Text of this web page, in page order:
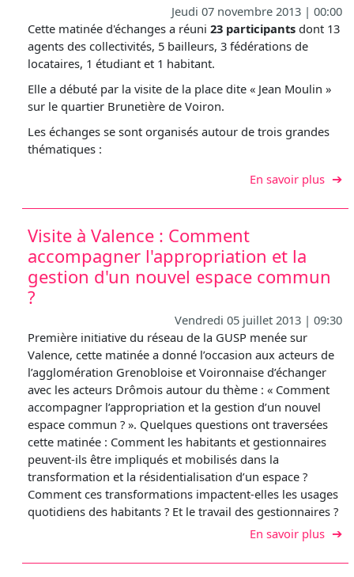
Jeudi 07 novembre 2013 | 00:00
Cette matinée d'échanges a réuni 23 participants dont 13
agents des collectivités, 5 bailleurs, 3 fédérations de
locataires, 1 étudiant et 1 habitant.
Elle a débuté par la visite de la place dite « Jean Moulin »
sur le quartier Brunetière de Voiron.
Les échanges se sont organisés autour de trois grandes
thématiques :
En savoir plussur
Visite à Valence : Comment
accompagner l'appropriation et la
gestion d'un nouvel espace commun
?
Vendredi 05 juillet 2013 | 09:30
Première initiative du réseau de la GUSP menée sur
Valence, cette matinée a donné l’occasion aux acteurs de
l’agglomération Grenobloise et Voironnaise d’échanger
avec les acteurs Drômois autour du thème : « Comment
accompagner l’appropriation et la gestion d’un nouvel
espace commun ? ». Quelques questions ont traversées
cette matinée : Comment les habitants et gestionnaires
peuvent-ils être impliqués et mobilisés dans la
transformation et la résidentialisation d’un espace ?
Comment ces transformations impactent-elles les usages
quotidiens des habitants ? Et le travail des gestionnaires ?
En savoir plussur